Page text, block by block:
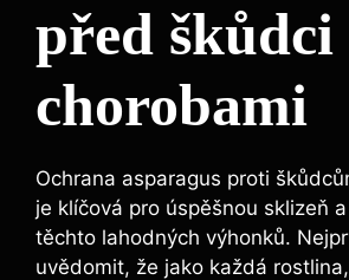
před škůdci
chorobami
Ochrana asparagus proti
je klíčová pro úspěšnou sklizeň
těchto lahodných výhonků.
uvědomit, že jako každá